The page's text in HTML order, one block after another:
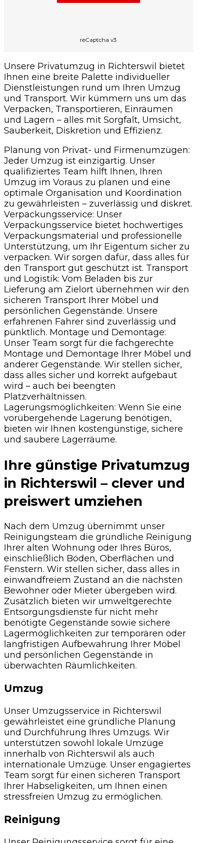
reCaptcha v3
Unsere Privatumzug in Richterswil bietet
Ihnen eine breite Palette individueller
Dienstleistungen rund um Ihren Umzug
und Transport. Wir kümmern uns um das
Verpacken, Transportieren, Einräumen
und Lagern – alles mit Sorgfalt, Umsicht,
Sauberkeit, Diskretion und Effizienz.
Planung von Privat- und Firmenumzügen:
Jeder Umzug ist einzigartig. Unser
qualifiziertes Team hilft Ihnen, Ihren
Umzug im Voraus zu planen und eine
optimale Organisation und Koordination
zu gewährleisten – zuverlässig und diskret.
Verpackungsservice: Unser
Verpackungsservice bietet hochwertiges
Verpackungsmaterial und professionelle
Unterstützung, um Ihr Eigentum sicher zu
verpacken. Wir sorgen dafür, dass alles für
den Transport gut geschützt ist. Transport
und Logistik: Vom Beladen bis zur
Lieferung am Zielort übernehmen wir den
sicheren Transport Ihrer Möbel und
persönlichen Gegenstände. Unsere
erfahrenen Fahrer sind zuverlässig und
pünktlich. Montage und Demontage:
Unser Team sorgt für die fachgerechte
Montage und Demontage Ihrer Möbel und
anderer Gegenstände. Wir stellen sicher,
dass alles sicher und korrekt aufgebaut
wird – auch bei beengten
Platzverhältnissen.
Lagerungsmöglichkeiten: Wenn Sie eine
vorübergehende Lagerung benötigen,
bieten wir Ihnen kostengünstige, sichere
und saubere Lagerräume.
Ihre günstige Privatumzug
in Richterswil – clever und
preiswert umziehen
Nach dem Umzug übernimmt unser
Reinigungsteam die gründliche Reinigung
Ihrer alten Wohnung oder Ihres Büros,
einschließlich Böden, Oberflächen und
Fenstern. Wir stellen sicher, dass alles in
einwandfreiem Zustand an die nächsten
Bewohner oder Mieter übergeben wird.
Zusätzlich bieten wir umweltgerechte
Entsorgungsdienste für nicht mehr
benötigte Gegenstände sowie sichere
Lagermöglichkeiten zur temporären oder
langfristigen Aufbewahrung Ihrer Möbel
und persönlichen Gegenstände in
überwachten Räumlichkeiten.
Umzug
Unser Umzugsservice in Richterswil
gewährleistet eine gründliche Planung
und Durchführung Ihres Umzugs. Wir
unterstützen sowohl lokale Umzüge
innerhalb von Richterswil als auch
internationale Umzüge. Unser engagiertes
Team sorgt für einen sicheren Transport
Ihrer Habseligkeiten, um Ihnen einen
stressfreien Umzug zu ermöglichen.
Reinigung